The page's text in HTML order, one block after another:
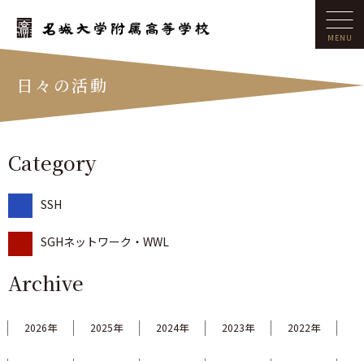
日々の活動
Category
SSH
SGHネットワーク・WWL
Archive
2026年 2025年 2024年 2023年 2022年